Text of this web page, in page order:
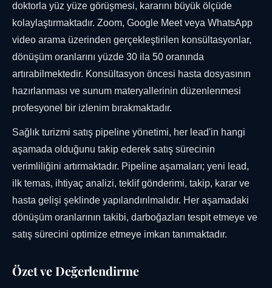
doktorla yüz yüze görüşmesi, kararını büyük ölçüde
kolaylaştırmaktadır. Zoom, Google Meet veya WhatsApp
video arama üzerinden gerçekleştirilen konsültasyonlar,
dönüşüm oranlarını yüzde 30 ila 50 oranında
artırabilmektedir. Konsültasyon öncesi hasta dosyasının
hazırlanması ve sunum materyallerinin düzenlenmesi
profesyonel bir izlenim bırakmaktadır.
Sağlık turizmi satış pipeline yönetimi, her lead'in hangi
aşamada olduğunu takip ederek satış sürecinin
verimliliğini artırmaktadır. Pipeline aşamaları; yeni lead,
ilk temas, ihtiyaç analizi, teklif gönderimi, takip, karar ve
hasta gelişi şeklinde yapılandırılmalıdır. Her aşamadaki
dönüşüm oranlarının takibi, darboğazları tespit etmeye ve
satış sürecini optimize etmeye imkan tanımaktadır.
Özet ve Değerlendirme